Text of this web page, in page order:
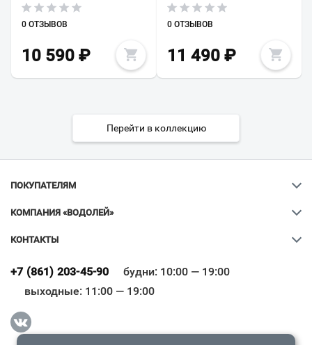
0 ОТЗЫВОВ
10 590 ₽
0 ОТЗЫВОВ
11 490₽
Перейти в коллекцию
ПОКУПАТЕЛЯМ
КОМПАНИЯ «ВОДОЛЕЙ»
КОНТАКТЫ
+7 (861) 203-45-90
будни: 10:00 — 19:00
выходные: 11:00 — 19:00
Всё верно